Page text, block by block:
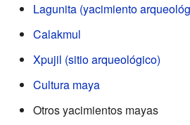
Lagunita (yacimiento
Calakmul
Xpujil (sitio arqueológico)
Cultura maya
Otros yacimientos mayas